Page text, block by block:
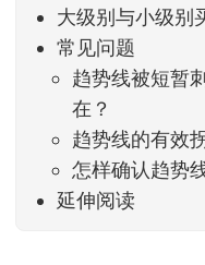
大级别与小级别
常见问题
趋势线被短暂
在？
趋势线的有效
怎样确认趋势
延伸阅读